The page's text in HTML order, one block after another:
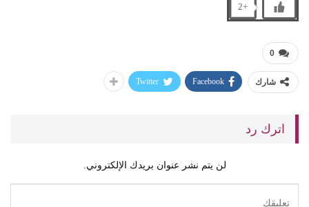
+2
0
شارك Facebook
Twitter
اترك رد
لن يتم نشر عنوان بريدك الإلكتروني.